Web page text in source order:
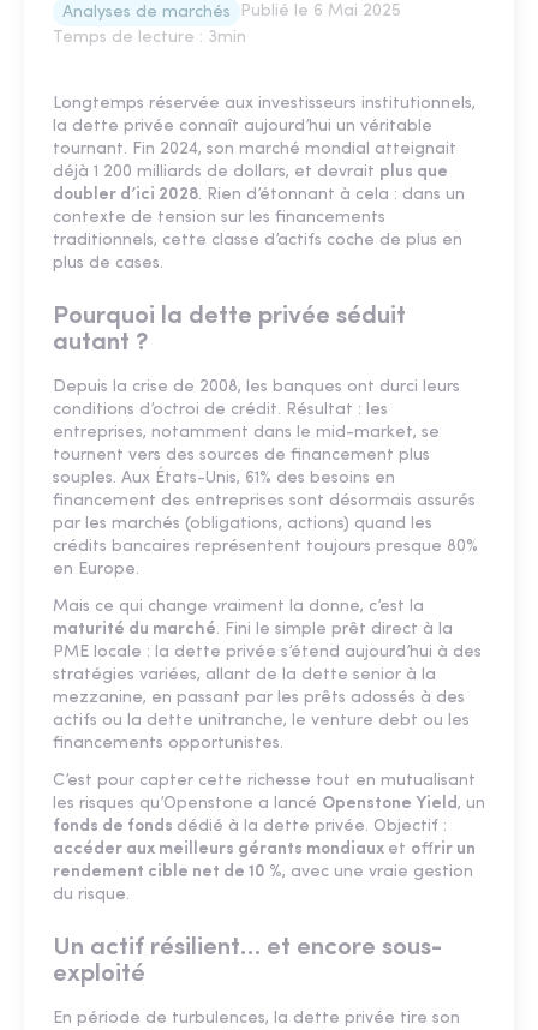
Analyses de marchés Publié le 6 Mai 2025
Temps de lecture : 3min
Longtemps réservée aux investisseurs institutionnels,
la dette privée connaît aujourd’hui un véritable
tournant. Fin 2024, son marché mondial atteignait
déjà 1 200 milliards de dollars, et devrait plus que
doubler d’ici 2028. Rien d’étonnant à cela : dans un
contexte de tension sur les financements
traditionnels, cette classe d’actifs coche de plus en
plus de cases.
Pourquoi la dette privée séduit
autant ?
Depuis la crise de 2008, les banques ont durci leurs
conditions d’octroi de crédit. Résultat : les
entreprises, notamment dans le mid-market, se
tournent vers des sources de financement plus
souples. Aux États-Unis, 61% des besoins en
financement des entreprises sont désormais assurés
par les marchés (obligations, actions) quand les
crédits bancaires représentent toujours presque 80%
en Europe.
Mais ce qui change vraiment la donne, c’est la
maturité du marché. Fini le simple prêt direct à la
PME locale : la dette privée s’étend aujourd’hui à des
stratégies variées, allant de la dette senior à la
mezzanine, en passant par les prêts adossés à des
actifs ou la dette unitranche, le venture debt ou les
financements opportunistes.
C’est pour capter cette richesse tout en mutualisant
les risques qu’Openstone a lancé Openstone Yield, un
fonds de fonds dédié à la dette privée. Objectif :
accéder aux meilleurs gérants mondiaux et offrir un
rendement cible net de 10 %, avec une vraie gestion
du risque.
Un actif résilient… et encore sous-
exploité
En période de turbulences, la dette privée tire son